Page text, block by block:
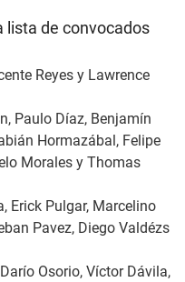
lista de convocados
Reyes y Lawrence
Paulo Díaz, Benjamín
Hormazábal, Felipe
Morales y Thomas
Erick Pulgar, Marcelino
Pavez, Diego Valdézs
Osorio, Víctor Dávila,